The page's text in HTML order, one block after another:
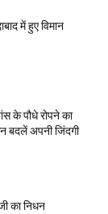
में हुए विमान
के पौधे रोपने का
बदलें अपनी जिंदगी
का निधन